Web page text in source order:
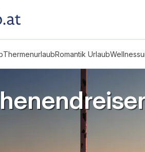
ThermenurlaubRomantik Urlaub